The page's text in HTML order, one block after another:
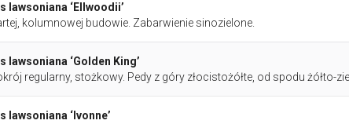
lawsoniana ‘Ellwoodii’
kolumnowej budowie. Zabarwienie sinozielone.
lawsoniana ‘Golden King’
regularny, stożkowy. Pedy z góry złocistożółte, od spodu żółto-
lawsoniana ‘Ivonne’